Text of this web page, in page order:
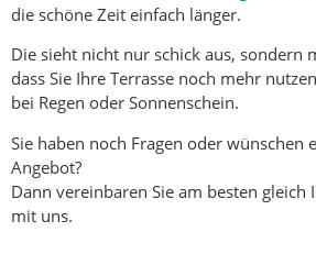
die schöne Zeit einfach länger.
Die sieht nicht nur schick aus, sondern
dass Sie Ihre Terrasse noch mehr
bei Regen oder Sonnenschein.
Sie haben noch Fragen oder wünschen
Angebot?
Dann vereinbaren Sie am besten gleich
mit uns.